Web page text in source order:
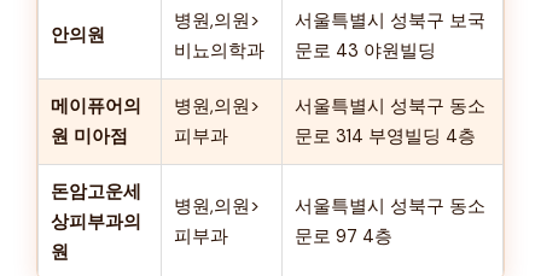
안의원
병원,의원>
비뇨의학과
서울특별시 성북구 보국
문로 43 야원빌딩
메이퓨어의
원 미아점
병원,의원>
피부과
서울특별시 성북구 동소
문로 314 부영빌딩 4층
돈암고운세
상피부과의
원
병원,의원>
피부과
서울특별시 성북구 동소
문로 97 4층